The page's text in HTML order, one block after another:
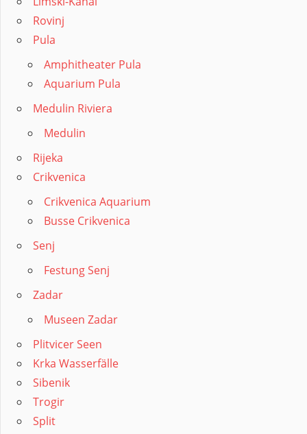
Rovinj
Pula
Amphitheater Pula
Aquarium Pula
Medulin Riviera
Medulin
Rijeka
Crikvenica
Crikvenica Aquarium
Busse Crikvenica
Senj
Festung Senj
Zadar
Museen Zadar
Plitvicer Seen
Krka Wasserfälle
Sibenik
Trogir
Split